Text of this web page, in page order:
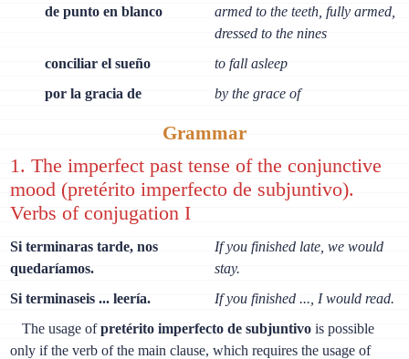
de punto en blanco
armed to the teeth, fully armed,
dressed to the nines
conciliar el sueño
to fall asleep
por la gracia de
by the grace of
Grammar
1. The imperfect past tense of the conjunctive
mood (pretérito imperfecto de subjuntivo).
Verbs of conjugation I
Si terminaras tarde, nos
quedaríamos.
If you finished late, we would
stay.
Si terminaseis ... leería.
If you finished ..., I would read.
The usage ofpretérito imperfecto de subjuntivo is possible
only if the verb of the main clause, which requires the usage of